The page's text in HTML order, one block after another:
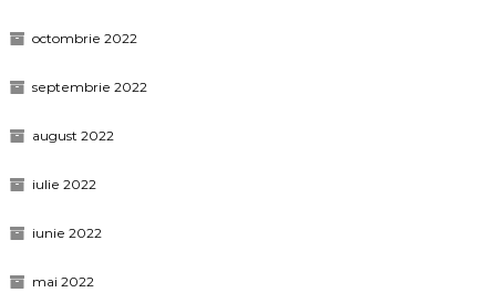
octombrie 2022
septembrie 2022
august 2022
iulie 2022
iunie 2022
mai 2022